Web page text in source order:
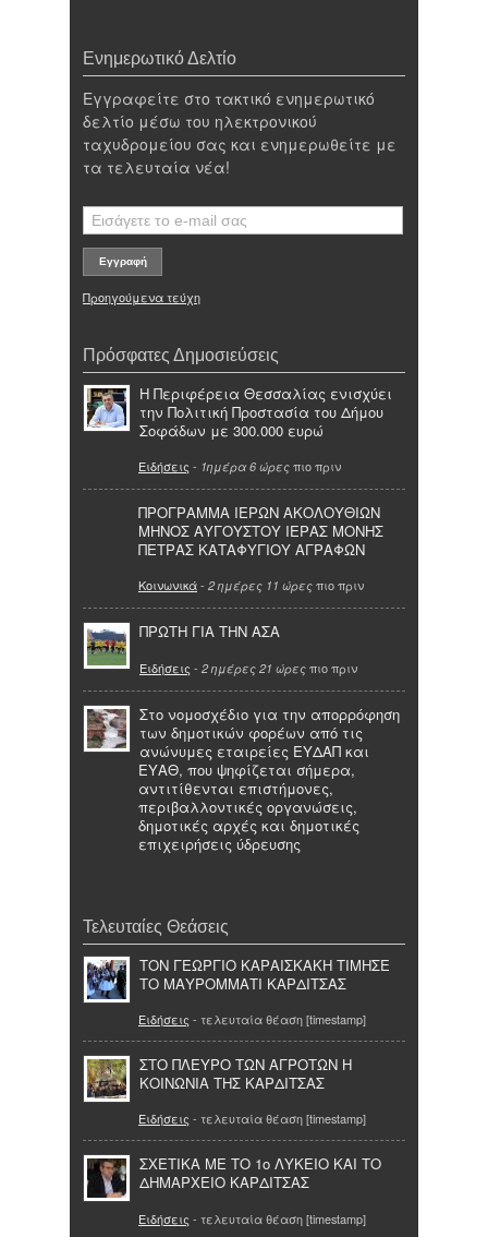
Ενημερωτικό Δελτίο
Εγγραφείτε στο τακτικό ενημερωτικό
δελτίο μέσω του ηλεκτρονικού
ταχυδρομείου σας και ενημερωθείτε με
τα τελευταία νέα!
Προηγούμενα τεύχη
Πρόσφατες Δημοσιεύσεις
Η Περιφέρεια Θεσσαλίας ενισχύει
την Πολιτική Προστασία του Δήμου
Σοφάδων με 300.000 ευρώ
Ειδήσεις - 1ημέρα 6 ώρες πιο πριν
ΠΡΟΓΡΑΜΜΑ ΙΕΡΩΝ ΑΚΟΛΟΥΘΙΩΝ
ΜΗΝΟΣ ΑΥΓΟΥΣΤΟΥ ΙΕΡΑΣ ΜΟΝΗΣ
ΠΕΤΡΑΣ ΚΑΤΑΦΥΓΙΟΥ ΑΓΡΑΦΩΝ
Κοινωνικά- 2 ημέρες 11 ώρες πιο πριν
ΠΡΩΤΗ ΓΙΑ ΤΗΝ ΑΣΑ
Ειδήσεις - 2 ημέρες 21 ώρες πιο πριν
Στο νομοσχέδιο για την απορρόφηση
των δημοτικών φορέων από τις
ανώνυμες εταιρείες ΕΥΔΑΠ και
ΕΥΑΘ, που ψηφίζεται σήμερα,
αντιτίθενται επιστήμονες,
περιβαλλοντικές οργανώσεις,
δημοτικές αρχές και δημοτικές
επιχειρήσεις ύδρευσης
Τελευταίες Θεάσεις
ΤΟΝ ΓΕΩΡΓΙΟ ΚΑΡΑΙΣΚΑΚΗ ΤΙΜΗΣΕ
ΤΟ ΜΑΥΡΟΜΜΑΤΙ ΚΑΡΔΙΤΣΑΣ
Ειδήσεις - τελευταία θέαση [timestamp]
ΣΤΟ ΠΛΕΥΡΟ ΤΩΝ ΑΓΡΟΤΩΝ Η
ΚΟΙΝΩΝΙΑ ΤΗΣ ΚΑΡΔΙΤΣΑΣ
Ειδήσεις - τελευταία θέαση [timestamp]
ΣΧΕΤΙΚΑ ΜΕ ΤΟ 1ο ΛΥΚΕΙΟ ΚΑΙ ΤΟ
ΔΗΜΑΡΧΕΙΟ ΚΑΡΔΙΤΣΑΣ
Ειδήσεις - τελευταία θέαση [timestamp]